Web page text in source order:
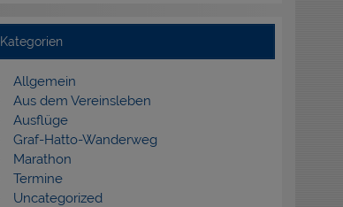
Kategorien
Allgemein
Aus dem Vereinsleben
Ausflüge
Graf-Hatto-Wanderweg
Marathon
Termine
Uncategorized